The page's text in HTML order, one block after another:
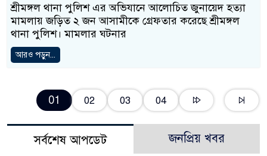
শ্রীমঙ্গল থানা পুলিশ এর অভিযানে আলোচিত জুনায়েদ হত্যা
মামলায় জড়িত ২ জন আসামীকে গ্রেফতার করেছে শ্রীমঙ্গল
থানা পুলিশ। মামলার ঘটনার
আরও পড়ুন...
01 02 03 04
সর্বশেষ আপডেট জনপ্রিয় খবর